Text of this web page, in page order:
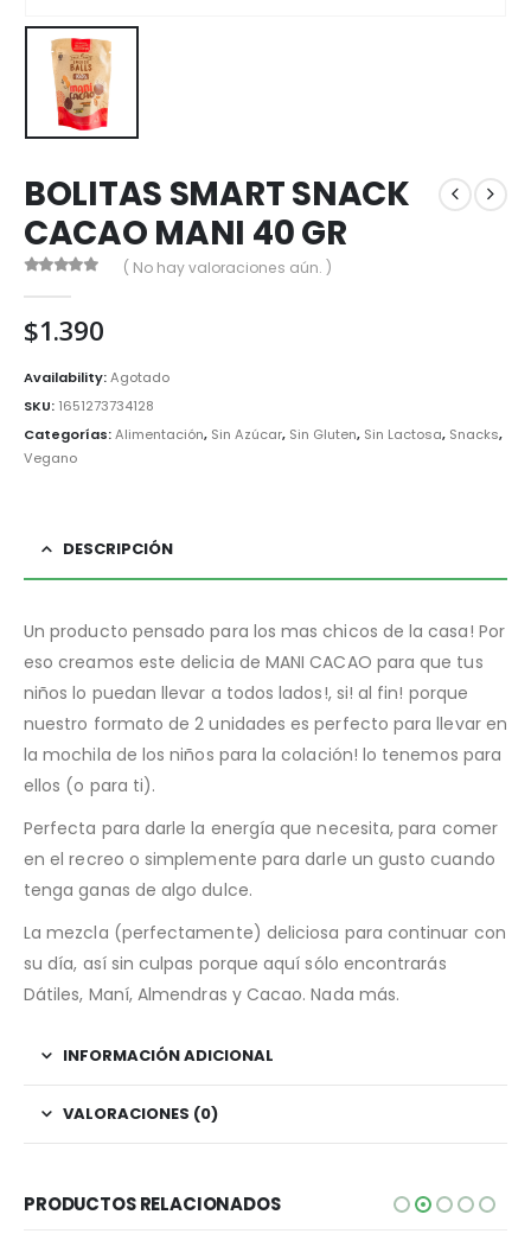
BOLITAS SMART SNACK
CACAO MANI 40 GR
( No hay valoraciones aún. )
$1.390
Availability:Agotado
SKU: 1651273734128
Categorías:Alimentación, Sin Azúcar, Sin Gluten, Sin Lactosa, Snacks,
Vegano
DESCRIPCIÓN
Un producto pensado para los mas chicos de la casa! Por
eso creamos este delicia de MANI CACAO para que tus
niños lo puedan llevar a todos lados!, si! al fin! porque
nuestro formato de 2 unidades es perfecto para llevar en
la mochila de los niños para la colación! lo tenemos para
ellos (o para ti).
Perfecta para darle la energía que necesita, para comer
en el recreo o simplemente para darle un gusto cuando
tenga ganas de algo dulce.
La mezcla (perfectamente) deliciosa para continuar con
su día, así sin culpas porque aquí sólo encontrarás
Dátiles, Maní, Almendras y Cacao. Nada más.
INFORMACIÓN ADICIONAL
VALORACIONES (0)
PRODUCTOS RELACIONADOS